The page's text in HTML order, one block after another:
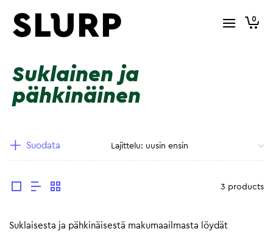
0
Suklainen ja
pähkinäinen
Suodata
3 products
Suklaisesta ja pähkinäisestä makumaailmasta löydät